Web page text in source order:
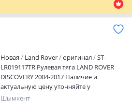
Оптовикам скидки! Все основные
на стенде и прошел все необходимые
проверки и готов к эксплуатации.
Гарантия на проверку есть. + в подарок
прокладки фильтр датчик G4FC G4FG
G4NA G4KE G4KD G4FJ G4KJ G4KG G4FG
Новая Land Rover оригинал
ST-
LR019117TR Рулевая тяга LAND ROVER
DISCOVERY 2004-2017 Наличие и
актуальную цену уточняйте у
менеджера
Шымкент